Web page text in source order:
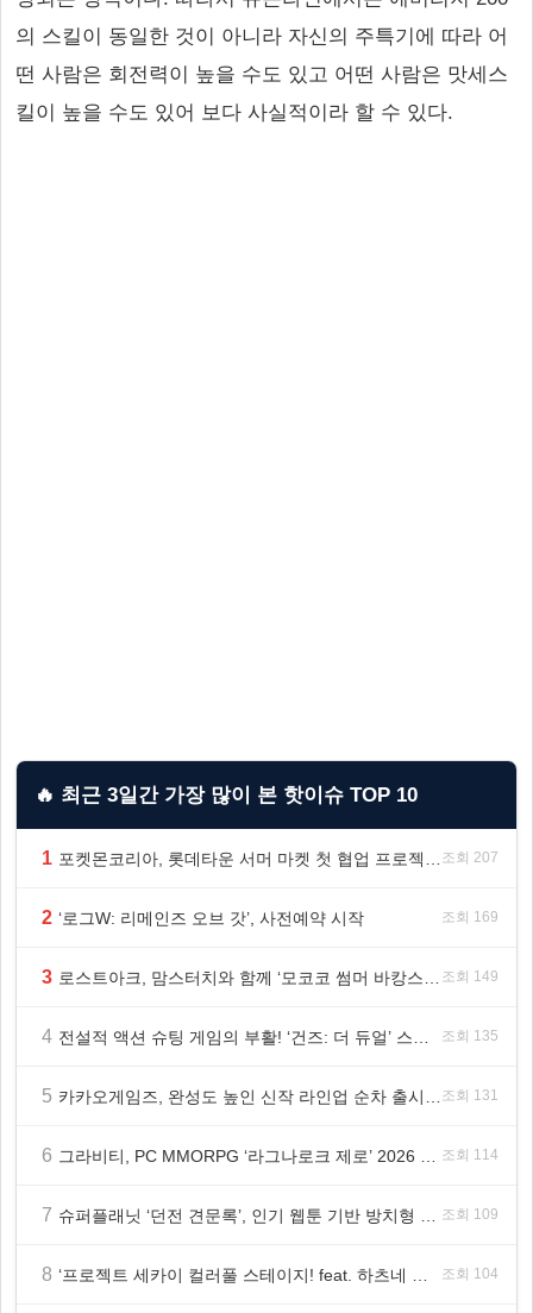
의 스킬이 동일한 것이 아니라 자신의 주특기에 따라 어
떤 사람은 회전력이 높을 수도 있고 어떤 사람은 맛세스
킬이 높을 수도 있어 보다 사실적이라 할 수 있다.
🔥 최근 3일간 가장 많이 본 핫이슈 TOP 10
1 조회 207
2 ‘로그W: 리메인즈 오브 갓’, 사전예약 시작 조회 169
3 조회 149
4 조회 135
5 조회 131
6 조회 114
7 조회 109
8 조회 104